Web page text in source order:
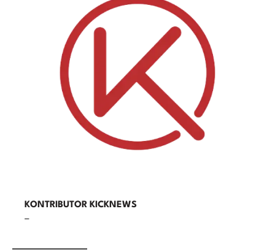
KONTRIBUTOR KICKNEWS
–